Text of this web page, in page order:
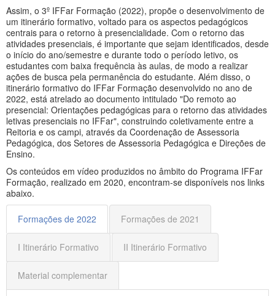
Assim, o 3º IFFar Formação (2022), propõe o desenvolvimento de
um itinerário formativo, voltado para os aspectos pedagógicos
centrais para o retorno à presencialidade. Com o retorno das
atividades presenciais, é importante que sejam identificados, desde
o início do ano/semestre e durante todo o período letivo, os
estudantes com baixa frequência às aulas, de modo a realizar
ações de busca pela permanência do estudante. Além disso, o
itinerário formativo do IFFar Formação desenvolvido no ano de
2022, está atrelado ao documento intitulado "Do remoto ao
presencial: Orientações pedagógicas para o retorno das atividades
letivas presenciais no IFFar", construindo coletivamente entre a
Reitoria e os campi, através da Coordenação de Assessoria
Pedagógica, dos Setores de Assessoria Pedagógica e Direções de
Ensino.
Os conteúdos em vídeo produzidos no âmbito do Programa IFFar
Formação, realizado em 2020, encontram-se disponíveis nos links
abaixo.
Formações de 2022 Formações de 2021
I Itinerário Formativo II Itinerário Formativo
Material complementar